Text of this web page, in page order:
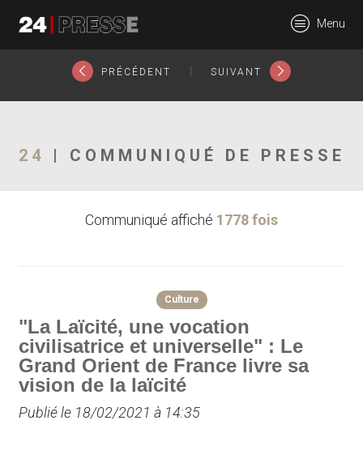
24Presse -
Communiqués de
Menu
PRÉCÉDENT SUIVANT
24 | COMMUNIQUÉ DE PRESSE
Communiqué affiché 1778 fois
Culture
"La Laïcité, une vocation
civilisatrice et universelle" : Le
Grand Orient de France livre sa
vision de la laïcité
Publié le 18/02/2021 à 14:35